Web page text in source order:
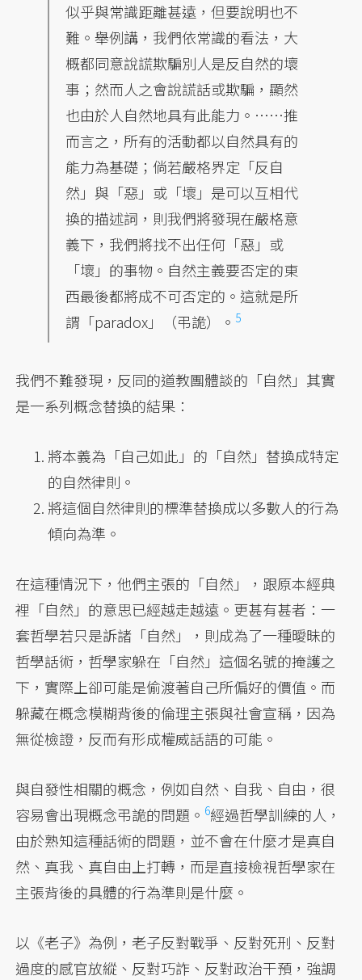
似乎與常識距離甚遠，但要說明也不
難。舉例講，我們依常識的看法，大
概都同意說謊欺騙別人是反自然的壞
事；然而人之會說謊話或欺騙，顯然
也由於人自然地具有此能力。……推
而言之，所有的活動都以自然具有的
能力為基礎；倘若嚴格界定「反自
然」與「惡」或「壞」是可以互相代
換的描述詞，則我們將發現在嚴格意
義下，我們將找不出任何「惡」或
「壞」的事物。自然主義要否定的東
西最後都將成不可否定的。這就是所
謂「paradox」（弔詭）。 5
我們不難發現，反同的道教團體談的「自然」其實
是一系列概念替換的結果：
將本義為「自己如此」的「自然」替換成特定
的自然律則。
將這個自然律則的標準替換成以多數人的行為
傾向為準。
在這種情況下，他們主張的「自然」，跟原本經典
裡「自然」的意思已經越走越遠。更甚有甚者：一
套哲學若只是訴諸「自然」，則成為了一種曖昧的
哲學話術，哲學家躲在「自然」這個名號的掩護之
下，實際上卻可能是偷渡著自己所偏好的價值。而
躲藏在概念模糊背後的倫理主張與社會宣稱，因為
無從檢證，反而有形成權威話語的可能。
與自發性相關的概念，例如自然、自我、自由，很
容易會出現概念弔詭的問題。 6經過哲學訓練的人，
由於熟知這種話術的問題，並不會在什麼才是真自
然、真我、真自由上打轉，而是直接檢視哲學家在
主張背後的具體的行為準則是什麼。
以《老子》為例，老子反對戰爭、反對死刑、反對
過度的感官放縱、反對巧詐、反對政治干預，強調